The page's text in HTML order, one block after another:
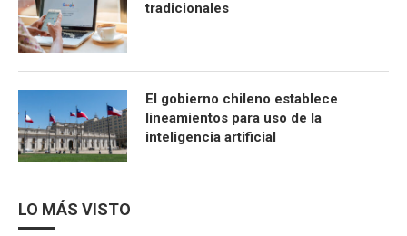
tradicionales
El gobierno chileno establece
lineamientos para uso de la
inteligencia artificial
LO MÁS VISTO